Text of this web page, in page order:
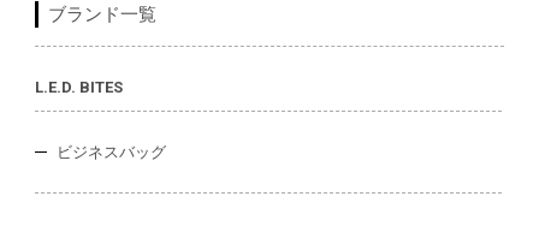
ブランド一覧
L.E.D. BITES
ビジネスバッグ